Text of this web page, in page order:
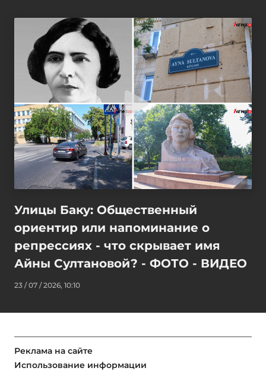
Улицы Баку: Общественный
ориентир или напоминание о
репрессиях - что скрывает имя
Айны Султановой? - ФОТО - ВИДЕО
23 / 07 / 2026, 10:10
Реклама на сайте
Использование информации